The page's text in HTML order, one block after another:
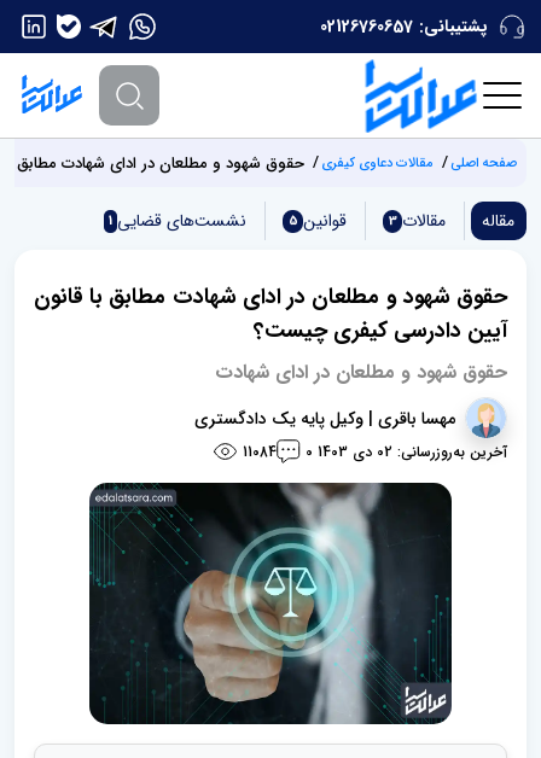
پشتیبانی: 02126760657
صفحه اصلی مقالات دعاوی کیفری حقوق شهود و مطلعان در ادای شهادت مطابق
مقاله مقالات 3 قوانین 5 نشست‌های قضایی 1
حقوق شهود و مطلعان در ادای شهادت مطابق با قانون
آیین دادرسی کیفری چیست؟
حقوق شهود و مطلعان در ادای شهادت
مهسا باقری | وکیل پایه یک دادگستری
آخرین به‌روزرسانی: 02 دی 1403 0
11084